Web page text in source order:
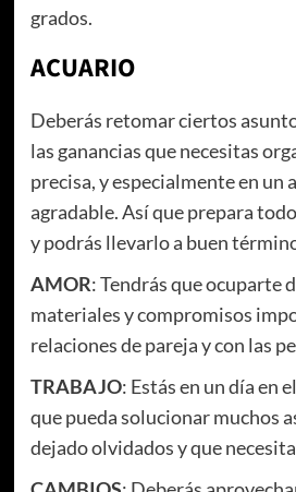
grados.
ACUARIO
Deberás retomar ciertos
las ganancias que necesitas
precisa, y especialmente en un
agradable. Así que prepara
y podrás llevarlo a buen
AMOR: Tendrás que ocuparte
materiales y compromisos
relaciones de pareja y con las
TRABAJO: Estás en un día en
que pueda solucionar muchos
dejado olvidados y que